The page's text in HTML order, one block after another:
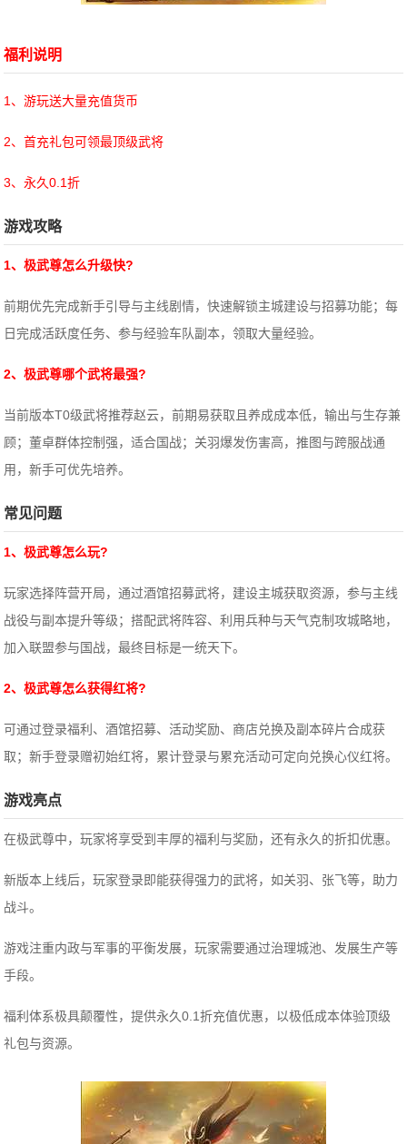
福利说明
1、游玩送大量充值货币
2、首充礼包可领最顶级武将
3、永久0.1折
游戏攻略
1、极武尊怎么升级快?
前期优先完成新手引导与主线剧情，快速解锁主城建设与招募功能；每
日完成活跃度任务、参与经验车队副本，领取大量经验。
2、极武尊哪个武将最强?
当前版本T0级武将推荐赵云，前期易获取且养成成本低，输出与生存兼
顾；董卓群体控制强，适合国战；关羽爆发伤害高，推图与跨服战通
用，新手可优先培养。
常见问题
1、极武尊怎么玩?
玩家选择阵营开局，通过酒馆招募武将，建设主城获取资源，参与主线
战役与副本提升等级；搭配武将阵容、利用兵种与天气克制攻城略地，
加入联盟参与国战，最终目标是一统天下。
2、极武尊怎么获得红将?
可通过登录福利、酒馆招募、活动奖励、商店兑换及副本碎片合成获
取；新手登录赠初始红将，累计登录与累充活动可定向兑换心仪红将。
游戏亮点
在极武尊中，玩家将享受到丰厚的福利与奖励，还有永久的折扣优惠。
新版本上线后，玩家登录即能获得强力的武将，如关羽、张飞等，助力
战斗。
游戏注重内政与军事的平衡发展，玩家需要通过治理城池、发展生产等
手段。
福利体系极具颠覆性，提供永久0.1折充值优惠，以极低成本体验顶级
礼包与资源。